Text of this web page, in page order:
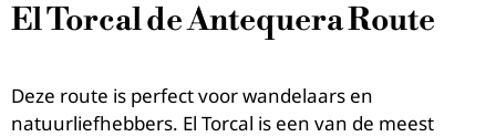
El Torcal de Antequera Route
Deze route is perfect voor wandelaars en
natuurliefhebbers. El Torcal is een van de meest